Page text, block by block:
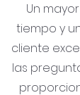
Un
tiempo y
cliente
las